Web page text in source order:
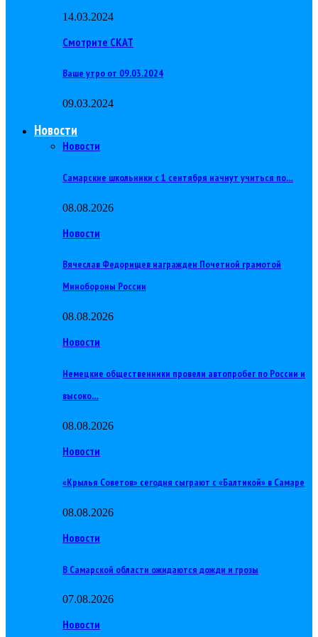
14.03.2024
Смотрите СКАТ
Ваше утро от 09.03.2024
09.03.2024
Новости
Новости
Самарские школьники с 1 сентября начнут учиться по…
08.08.2026
Новости
Вячеслав Федорищев награжден Почетной грамотой
Минобороны России
08.08.2026
Новости
Немецкие общественники провели автопробег по России и
высоко…
08.08.2026
Новости
«Крылья Советов» сегодня сыграют с «Балтикой» в Самаре
08.08.2026
Новости
В Самарской области ожидаются дожди и грозы
07.08.2026
Новости